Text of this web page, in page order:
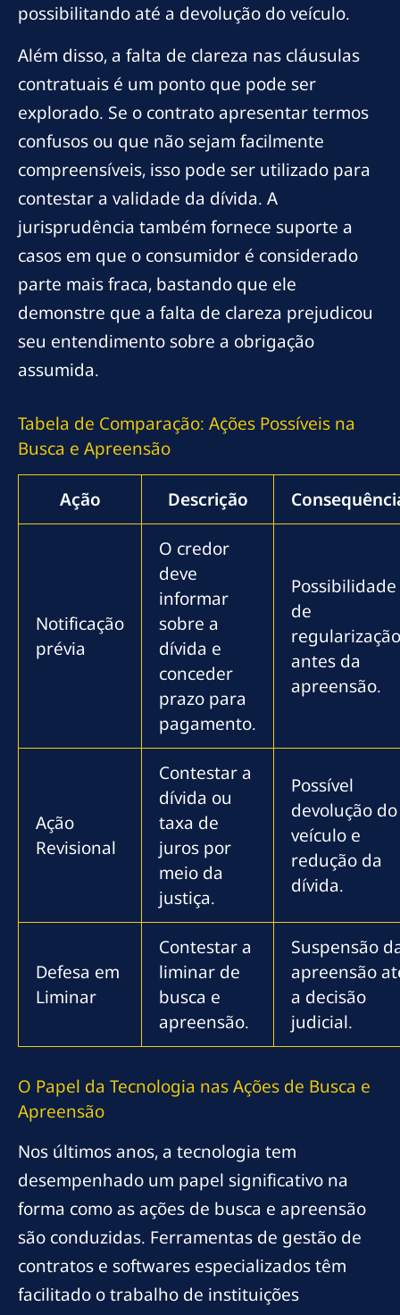
possibilitando até a devolução do veículo.
Além disso, a falta de clareza nas cláusulas
contratuais é um ponto que pode ser
explorado. Se o contrato apresentar termos
confusos ou que não sejam facilmente
compreensíveis, isso pode ser utilizado para
contestar a validade da dívida. A
jurisprudência também fornece suporte a
casos em que o consumidor é considerado
parte mais fraca, bastando que ele
demonstre que a falta de clareza prejudicou
seu entendimento sobre a obrigação
assumida.
Tabela de Comparação: Ações Possíveis na
Busca e Apreensão
Ação Descrição
Notificação
prévia
O credor
deve
informar
sobre a
dívida e
conceder
prazo para
pagamento.
Possibilidade
de
regularização
antes da
apreensão.
Ação
Revisional
Contestar a
dívida ou
taxa de
juros por
meio da
justiça.
Possível
devolução do
veículo e
redução da
dívida.
Defesa em
Liminar
Contestar a
liminar de
busca e
apreensão.
Suspensão
apreensão
a decisão
judicial.
O Papel da Tecnologia nas Ações de Busca e
Apreensão
Nos últimos anos, a tecnologia tem
desempenhado um papel significativo na
forma como as ações de busca e apreensão
são conduzidas. Ferramentas de gestão de
contratos e softwares especializados têm
facilitado o trabalho de instituições